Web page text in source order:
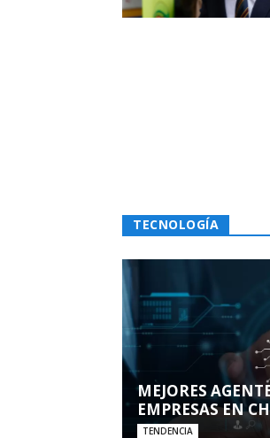
TECNOLOGÍA
MEJORES
EMPRESAS EN
TENDENCIA